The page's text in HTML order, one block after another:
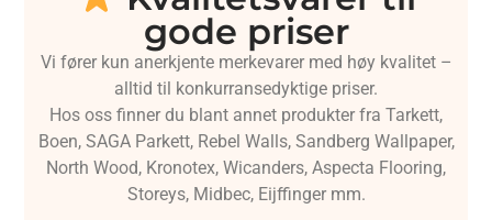
gode priser
Vi fører kun anerkjente merkevarer med høy kvalitet –
alltid til konkurransedyktige priser.
Hos oss finner du blant annet produkter fra Tarkett,
Boen, SAGA Parkett, Rebel Walls, Sandberg Wallpaper,
North Wood, Kronotex, Wicanders, Aspecta Flooring,
Storeys, Midbec, Eijffinger mm.